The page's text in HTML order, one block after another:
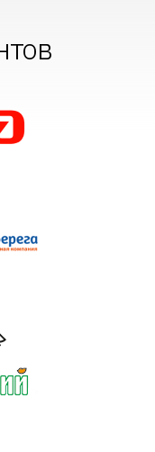
работ:
от сжигания углей